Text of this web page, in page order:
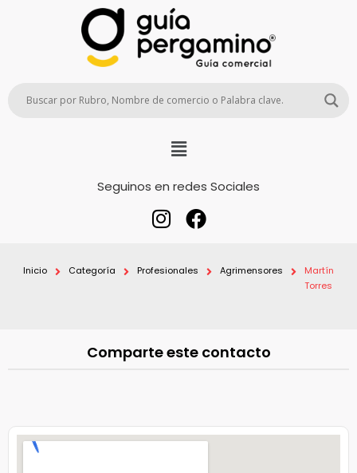
Seguinos en redes Sociales
Inicio Categoría Profesionales Agrimensores
Martín
Torres
Comparte este contacto